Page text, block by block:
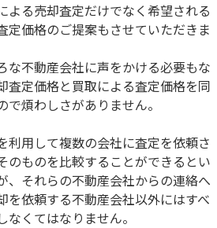
よる売却査定だけでなく希望される
定価格のご提案もさせていただきま
な不動産会社に声をかける必要もな
査定価格と買取による査定価格を同
煩わしさがありません。
利用して複数の会社に査定を依頼さ
のものを比較することができるとい
、それらの不動産会社からの連絡へ
を依頼する不動産会社以外にはすべ
くてはなりません。